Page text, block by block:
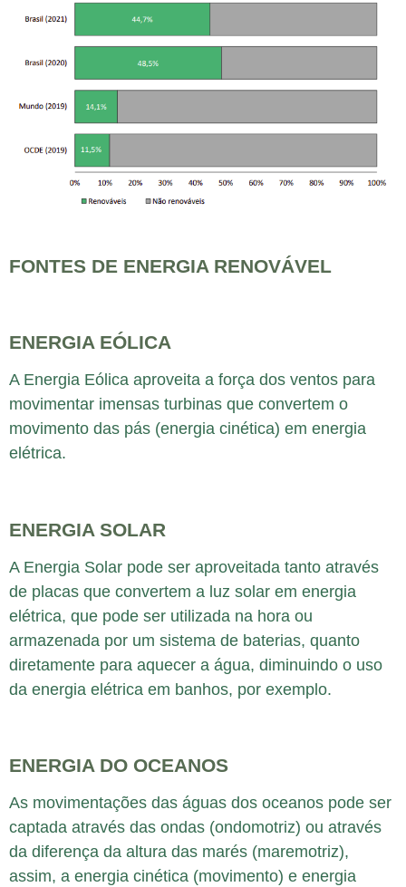
FONTES DE ENERGIA RENOVÁVEL
ENERGIA EÓLICA
A Energia Eólica aproveita a força dos ventos para
movimentar imensas turbinas que convertem o
movimento das pás (energia cinética) em energia
elétrica.
ENERGIA SOLAR
A Energia Solar pode ser aproveitada tanto através
de placas que convertem a luz solar em energia
elétrica, que pode ser utilizada na hora ou
armazenada por um sistema de baterias, quanto
diretamente para aquecer a água, diminuindo o uso
da energia elétrica em banhos, por exemplo.
ENERGIA DO OCEANOS
As movimentações das águas dos oceanos pode ser
captada através das ondas (ondomotriz) ou através
da diferença da altura das marés (maremotriz),
assim, a energia cinética (movimento) e energia